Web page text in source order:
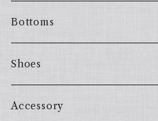
Bottoms
Shoes
Accessory